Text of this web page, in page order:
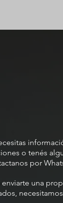
o tenés
por
enviarte una